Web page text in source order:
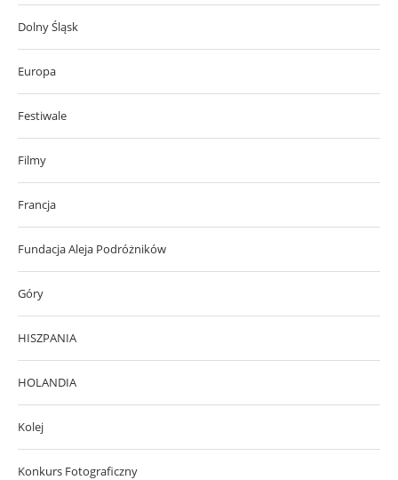
Dolny Śląsk
Europa
Festiwale
Filmy
Francja
Fundacja Aleja Podróżników
Góry
HISZPANIA
HOLANDIA
Kolej
Konkurs Fotograficzny